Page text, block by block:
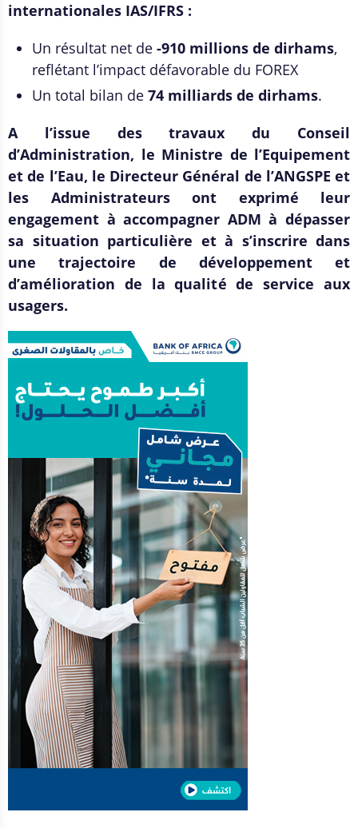
internationales IAS/IFRS :
Un résultat net de -910 millions de dirhams,
reflétant l’impact défavorable du FOREX
Un total bilan de 74 milliards de dirhams.
A l’issue des travaux du Conseil
d’Administration, le Ministre de l’Equipement
et de l’Eau, le Directeur Général de l’ANGSPE et
les Administrateurs ont exprimé leur
engagement à accompagner ADM à dépasser
sa situation particulière et à s’inscrire dans
une trajectoire de développement et
d’amélioration de la qualité de service aux
usagers.